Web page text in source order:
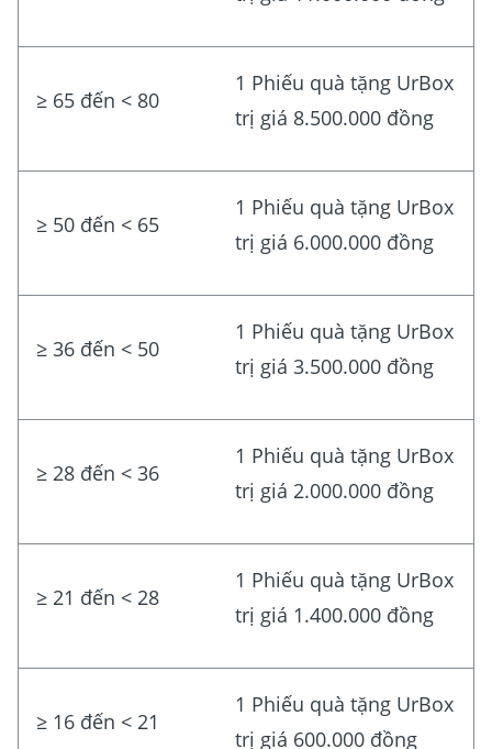
≥ 65 đến < 80
1 Phiếu quà tặng UrBox
trị giá 8.500.000 đồng
≥ 50 đến < 65
1 Phiếu quà tặng UrBox
trị giá 6.000.000 đồng
≥ 36 đến < 50
1 Phiếu quà tặng UrBox
trị giá 3.500.000 đồng
≥ 28 đến < 36
1 Phiếu quà tặng UrBox
trị giá 2.000.000 đồng
≥ 21 đến < 28
1 Phiếu quà tặng UrBox
trị giá 1.400.000 đồng
≥ 16 đến < 21
1 Phiếu quà tặng UrBox
trị giá 600.000 đồng